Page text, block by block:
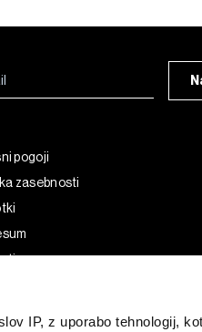
IP, z uporabo tehnologij,
pogoji
zasebnosti